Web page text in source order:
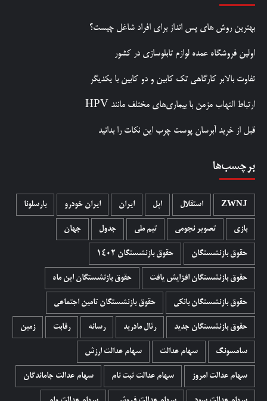
بهترین روش‌ های پس‌ انداز برای افراد شاغل چیست؟
اولین فروشگاه عمده لوازم تابلوسازی در کشور
تفاوت بالابر کارگاهی تک کابین و دو کابین با یکدیگر
ارتباط التهاب مزمن با بیماری‌های مختلف مانند HPV
قبل از خرید آبرسان پوست چرب این نکات را بدانید
برچسب‌ها
ZWNJ استقلال اپل ایران ایران خودرو بارسلونا
بازی تصویر نجومی تیم ملی جدول جهان
حقوق بازنشستگان حقوق بازنشستگان 1402
حقوق بازنشستگان افزایش یافت حقوق بازنشستگان این ماه
حقوق بازنشستگان بانکی حقوق بازنشستگان تامین اجتماعی
حقوق بازنشستگان جدید رئال مادرید رسانه رقابت زمین
سامسونگ سهام عدالت سهام عدالت ارزش
سهام عدالت امروز سهام عدالت ثبت نام سهام عدالت جاماندگان